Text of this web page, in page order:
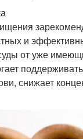
и
от уже
снижает